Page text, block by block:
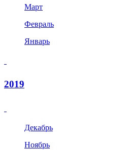
Март
Февраль
Январь
2019
Декабрь
Ноябрь